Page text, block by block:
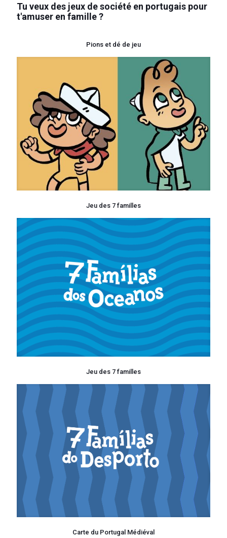
Tu veux des jeux de société en portugais pour
t'amuser en famille ?
Pions et dé de jeu
Jeu des 7 familles
Jeu des 7 familles
Carte du Portugal Médiéval